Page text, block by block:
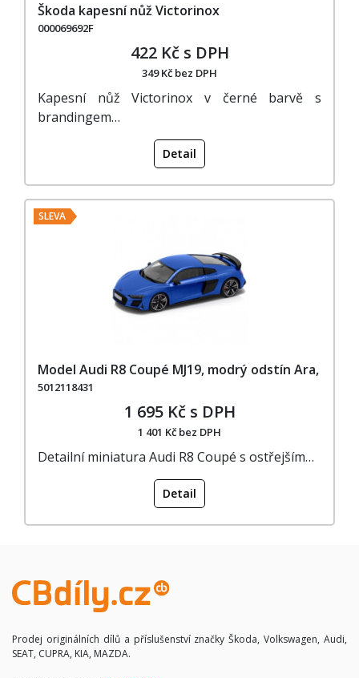
Škoda kapesní nůž Victorinox
000069692F
422 Kč s DPH
349 Kč bez DPH
Kapesní nůž Victorinox v černé barvě s
brandingem…
Detail
SLEVA
Model Audi R8 Coupé MJ19, modrý odstín Ara,
5012118431
1 695 Kč s DPH
1 401 Kč bez DPH
Detailní miniatura Audi R8 Coupé s ostřejším…
Detail
Prodej originálních dílů a příslušenství značky Škoda, Volkswagen, Audi,
SEAT, CUPRA, KIA, MAZDA.